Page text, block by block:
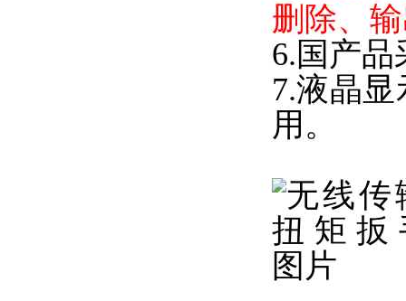
删除、
6.国产
7.液晶
用。